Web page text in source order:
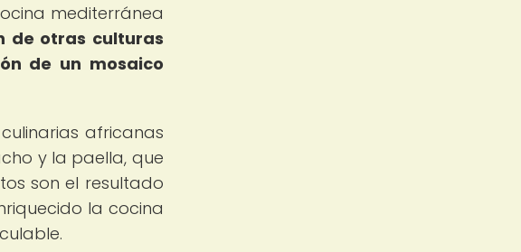
mediterránea
de otras culturas
de un mosaico
africanas
y la paella, que
son el resultado
la cocina